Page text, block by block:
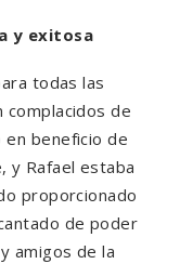
y exitosa
todas las
de
beneficio de
y Rafael estaba
proporcionado
de poder
amigos de la